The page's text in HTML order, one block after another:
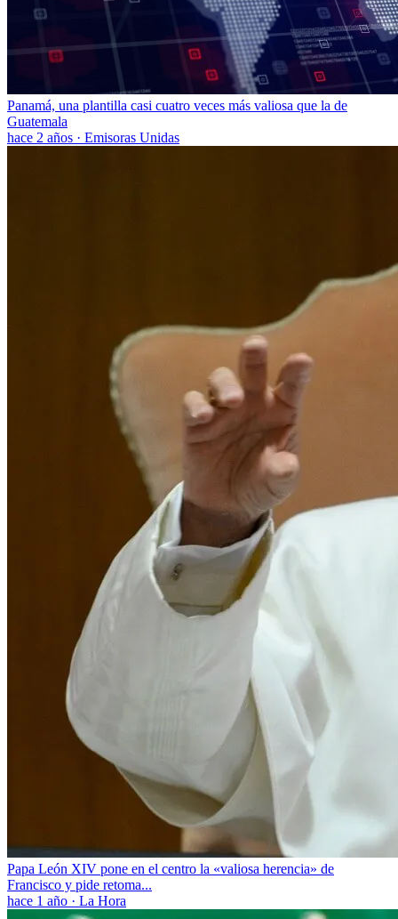
Panamá, una plantilla casi cuatro veces más valiosa que la de
Guatemala
hace 2 años · Emisoras Unidas
Papa León XIV pone en el centro la «valiosa herencia» de
Francisco y pide retoma...
hace 1 año · La Hora